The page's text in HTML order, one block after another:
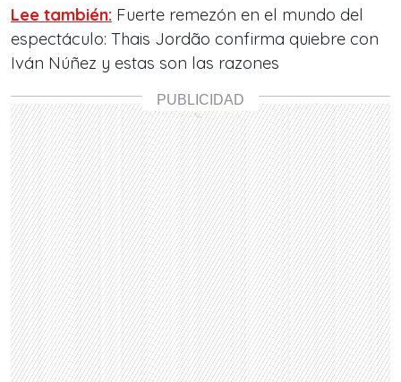
Lee también: Fuerte remezón en el mundo del
espectáculo: Thais Jordão confirma quiebre con
Iván Núñez y estas son las razones